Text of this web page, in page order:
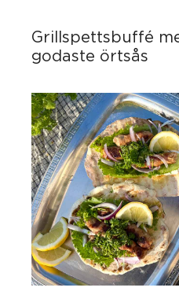
Grillspettsbuffé
godaste örtsås